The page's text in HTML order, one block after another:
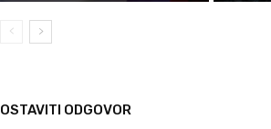
OSTAVITI ODGOVOR